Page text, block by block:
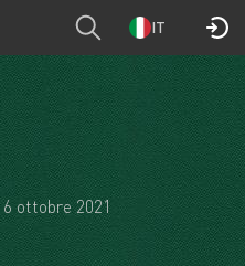
IT
ottobre 2021